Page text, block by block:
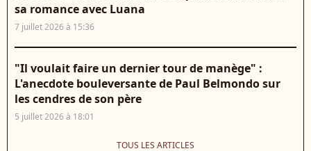
sa romance avec Luana
7 juillet 2026 à 15:36
"Il voulait faire un dernier tour de manège" :
L'anecdote bouleversante de Paul Belmondo sur
les cendres de son père
5 juillet 2026 à 18:01
TOUS LES ARTICLES